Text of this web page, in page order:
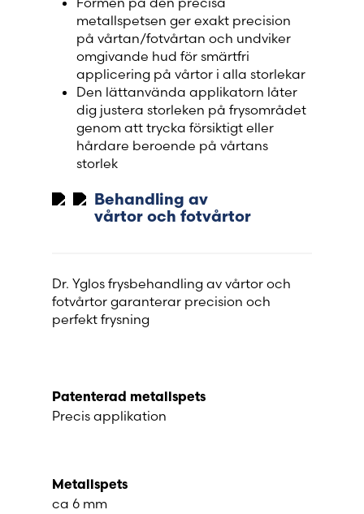
metallspetsen ger exakt precision
på vårtan/fotvårtan och undviker
omgivande hud för smärtfri
applicering på vårtor i alla storlekar
Den lättanvända applikatorn låter
dig justera storleken på frysområdet
genom att trycka försiktigt eller
hårdare beroende på vårtans
storlek
Behandling av
vårtor och fotvårtor
Dr. Yglos frysbehandling av vårtor och
fotvårtor garanterar precision och
perfekt frysning
Patenterad metallspets
Precis applikation
Metallspets
ca 6 mm